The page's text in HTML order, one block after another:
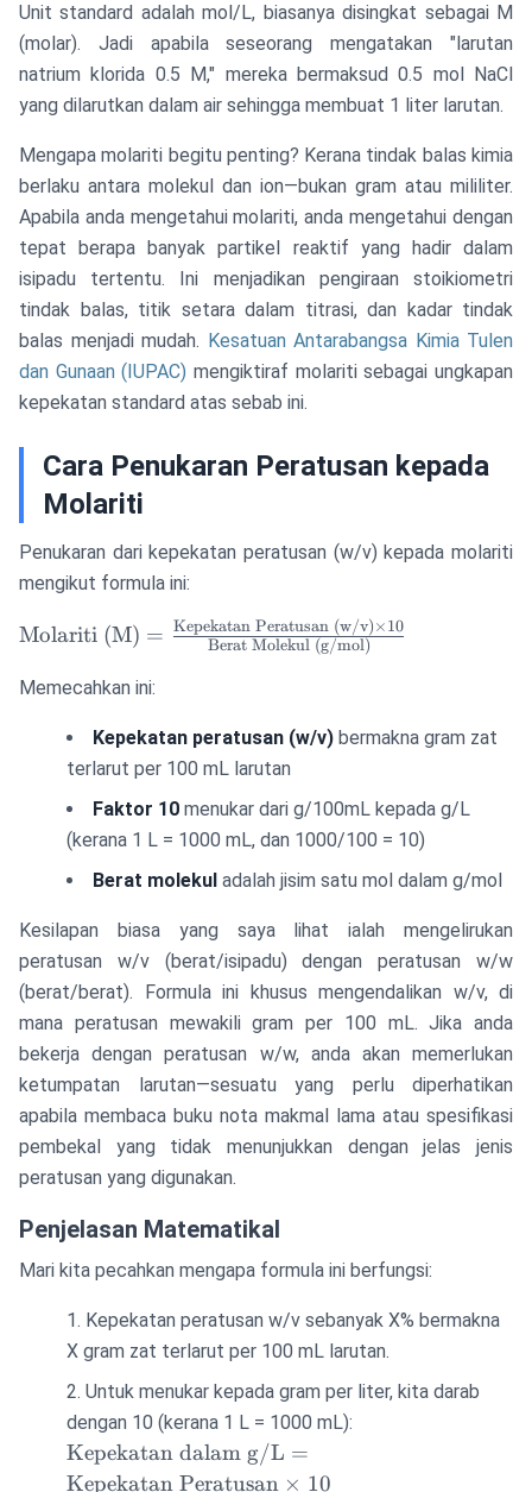
\frac{\text{mol
zat terlarut}}
{\text{isipadu
larutan dalam
liter}}
Unit standard adalah mol/L, biasanya disingkat sebagai M
(molar). Jadi apabila seseorang mengatakan "larutan
natrium klorida 0.5 M," mereka bermaksud 0.5 mol NaCl
yang dilarutkan dalam air sehingga membuat 1 liter larutan.
Mengapa molariti begitu penting? Kerana tindak balas kimia
berlaku antara molekul dan ion—bukan gram atau mililiter.
Apabila anda mengetahui molariti, anda mengetahui dengan
tepat berapa banyak partikel reaktif yang hadir dalam
isipadu tertentu. Ini menjadikan pengiraan stoikiometri
tindak balas, titik setara dalam titrasi, dan kadar tindak
balas menjadi mudah. Kesatuan Antarabangsa Kimia Tulen
dan Gunaan (IUPAC) mengiktiraf molariti sebagai ungkapan
kepekatan standard atas sebab ini.
Cara Penukaran Peratusan kepada
Molariti
Penukaran dari kepekatan peratusan (w/v) kepada molariti
mengikut formula ini:
\text{Molariti (M)} =
\frac{\text{Kepekatan
Peratusan (w/v)}
{\text{Berat Molekul
(g/mol)}}
Molariti (M) = Berat Molekul (g/mol)
Kepekatan Peratusan (w/v)×10
Memecahkan ini:
Kepekatan peratusan (w/v) bermakna gram zat
terlarut per 100 mL larutan
Faktor 10 menukar dari g/100mL kepada g/L
(kerana 1 L = 1000 mL, dan 1000/100 = 10)
Berat molekul adalah jisim satu mol dalam g/mol
Kesilapan biasa yang saya lihat ialah mengelirukan
peratusan w/v (berat/isipadu) dengan peratusan w/w
(berat/berat). Formula ini khusus mengendalikan w/v, di
mana peratusan mewakili gram per 100 mL. Jika anda
bekerja dengan peratusan w/w, anda akan memerlukan
ketumpatan larutan—sesuatu yang perlu diperhatikan
apabila membaca buku nota makmal lama atau spesifikasi
pembekal yang tidak menunjukkan dengan jelas jenis
peratusan yang digunakan.
Penjelasan Matematikal
Mari kita pecahkan mengapa formula ini berfungsi:
Kepekatan peratusan w/v sebanyak X% bermakna
X gram zat terlarut per 100 mL larutan.
Untuk menukar kepada gram per liter, kita darab
dengan 10 (kerana 1 L = 1000 mL):
Kepekatan dalam g/L =
Kepekatan Peratusan × 10